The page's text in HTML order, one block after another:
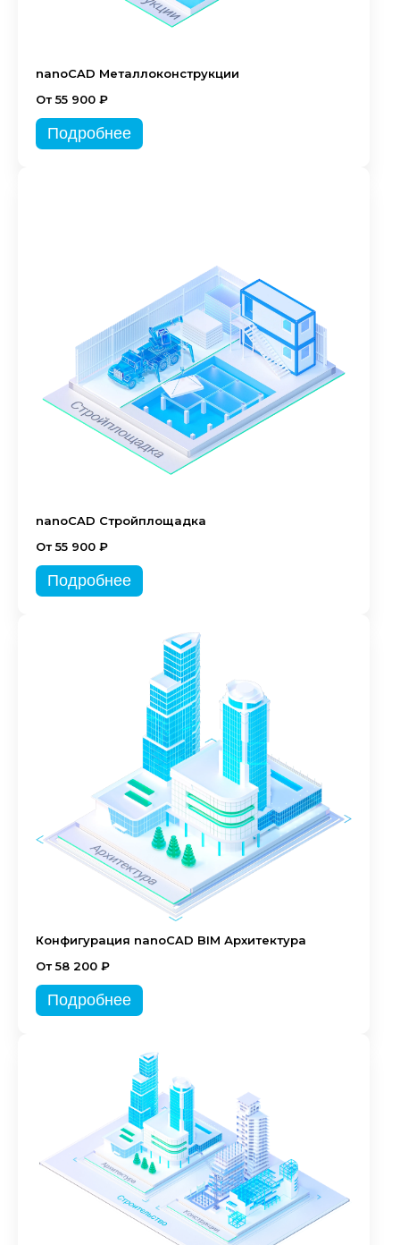
nanoCAD Металлоконструкции
От 55 900 ₽
Подробнее
nanoCAD Стройплощадка
От 55 900 ₽
Подробнее
Конфигурация nanoCAD BIM Архитектура
От 58 200 ₽
Подробнее